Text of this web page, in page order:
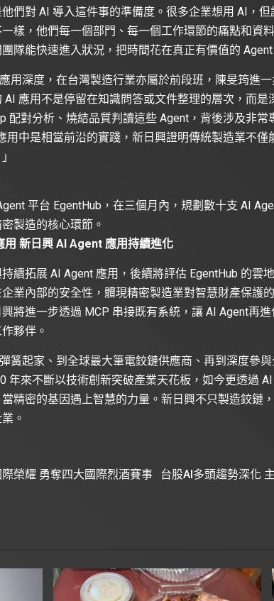
們對 AI 導入這件事的準備度。很多企業想用 AI，
樣，他們每一個部門、每一個工作環節的痛點和資
隊能快速進入狀況，把時間花在真正有價值的 Agent
用深度，在台灣製造行業亦屬於前段班，陳旻筠進
AI 應用不是停留在知識問答或文件整理的層次，而是
配對分析、燒結品質判讀這些 Agent，背後涉及非常
用中是相當前沿的實踐，新日興證明傳統製造業不僅
平台 EgentHub，在三個月內，規劃數十支 AI
製造的核心環節。
用 新日興 AI Agent 應用持續進化
續拓展 AI Agent 應用，後續將評估 EgentHub 的雲
業內部的安全性，體現精密製造業對智慧財產保護
將進一步透過 MCP 串接既有系統，讓 AI Agent再
夥伴。
簧起家、到全球最大筆電鉸鏈供應商、再到深度參
年來不斷以技術創新突破產業天花板，如今更透過
精密的基因遇上智慧的力量。新日興不只製造鉸鏈
。
榮耀 勇奪四大國際烈酒賽事
台股AI多頭趨勢深化